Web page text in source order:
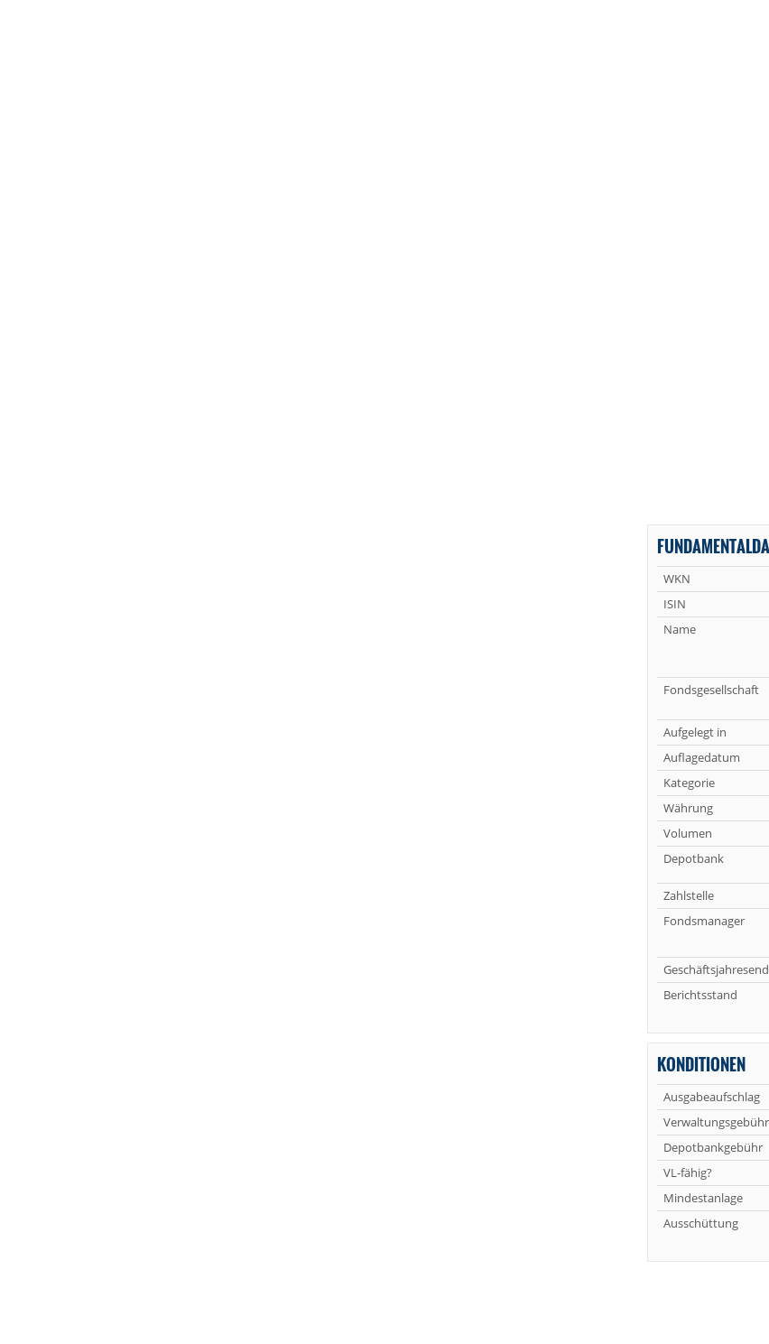
WKN
ISIN
Name
Fondsgesellschaft
Aufgelegt in
Auflagedatum
Kategorie
Währung
Volumen
Depotbank
Zahlstelle
Fondsmanager
Berichtsstand
KONDITIONEN
Ausgabeaufschlag
Verwaltungsgebühr
Depotbankgebühr
VL-fähig?
Mindestanlage
Ausschüttung